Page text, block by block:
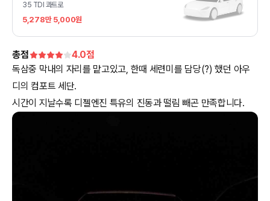
35 TDI 콰트로
5,278만 5,000원
총점 4.0점
독삼중 막내의 자리를 맡고있고, 한때 세련미를 담당(?) 했던 아우
디의 컴포트 세단.
시간이 지날수록 디젤엔진 특유의 진동과 떨림 빼곤 만족합니다.